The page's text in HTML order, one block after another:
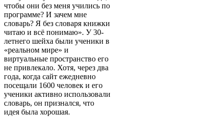
чтобы они без меня учились по
программе? И зачем мне
словарь? Я без словаря книжки
читаю и всё понимаю». У 30-
летнего шейха были ученики в
«реальном мире» и
виртуальные пространство его
не привлекало. Хотя, через два
года, когда сайт ежедневно
посещали 1600 человек и его
ученики активно использовали
словарь, он признался, что
идея была хорошая.